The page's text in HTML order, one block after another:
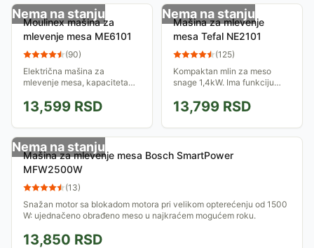
Nema na stanju
Moulinex mašina za
mlevenje mesa ME6101
(90)
Električna mašina za
mlevenje mesa, kapaciteta
motora je 1700W. Ima dve
rešetke - za sitno i krupno
mlevenje, i dodatak...
13,599 RSD
Nema na stanju
Mašina za mlevenje
mesa Tefal NE2101
(125)
Kompaktan mlin za meso
snage 1,4kW. Ima funkciju
sa 3 rešetke. Tu je i seckalica
sa 5 dodatka za rendanje ili
seckanje,...
13,799 RSD
Nema na stanju
Mašina za mlevenje mesa Bosch SmartPower
MFW2500W
(13)
Snažan motor sa blokadom motora pri velikom opterećenju od 1500
W: ujednačeno obrađeno meso u najkraćem mogućem roku.
13,850 RSD